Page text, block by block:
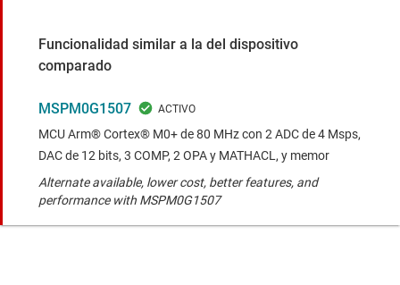
Funcionalidad similar a la del dispositivo
comparado
MSPM0G1507
MCU Arm® Cortex® M0+ de 80 MHz con 2 ADC de 4 Msps,
DAC de 12 bits, 3 COMP, 2 OPA y MATHACL, y memor
Alternate available, lower cost, better features, and
performance with MSPM0G1507